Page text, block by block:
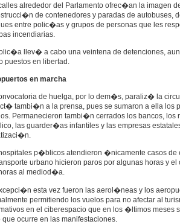
alrededor del Parlamento ofrec�an la imagen
de contenedores y paradas de autobuses,
entre polic�as y grupos de personas que les
incendiarias.
llev� a cabo una veintena de detenciones,
puestos en libertad.
en marcha
de huelga, por lo dem�s, paraliz� la
tambi�n a la prensa, pues se sumaron a ella los
Permanecieron tambi�n cerrados los bancos, los
las guarder�as infantiles y las empresas
p�blicos atendieron �nicamente casos de
urbano hicieron paros por algunas horas y
al mediod�a.
esta vez fueron las aerol�neas y los
permitiendo los vuelos para no afectar al
en el ciberespacio que en los �ltimos meses
que ocurre en las manifestaciones.